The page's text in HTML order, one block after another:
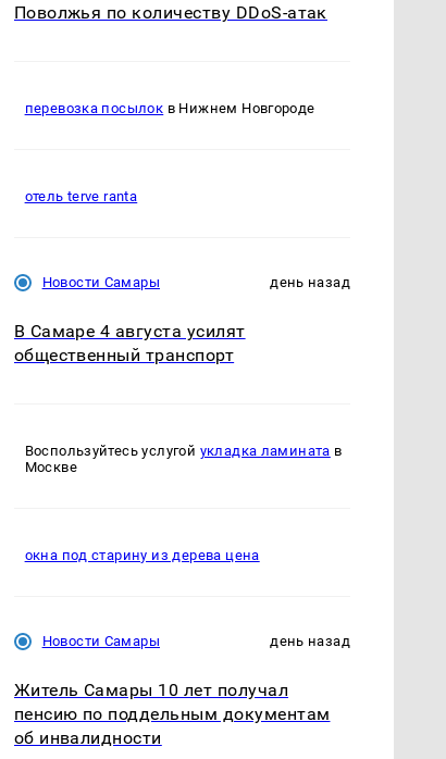
Поволжья по количеству DDoS-атак
перевозка посылок в Нижнем Новгороде
отель terve ranta
Новости Самары день назад
В Самаре 4 августа усилят
общественный транспорт
Воспользуйтесь услугой укладка ламината в
Москве
окна под старину из дерева цена
Новости Самары день назад
Житель Самары 10 лет получал
пенсию по поддельным документам
об инвалидности